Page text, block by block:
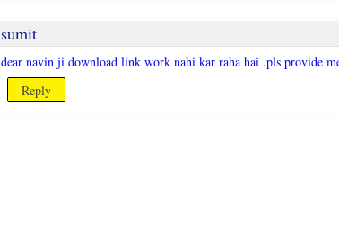
sumit
dear navin ji download link work nahi kar raha hai .pls provide
Reply